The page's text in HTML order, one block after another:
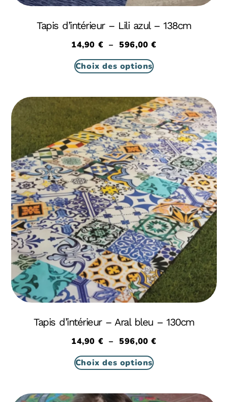
Tapis d’intérieur – Lili azul – 138cm
14,90 € – 596,00€
Choix des options
Tapis d’intérieur – Aral bleu – 130cm
14,90 € – 596,00€
Choix des options